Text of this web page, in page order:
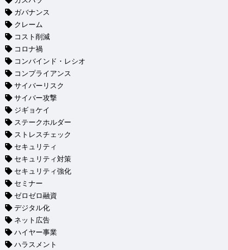
ガバナンス
クレーム
コスト削減
コロナ禍
コンバインド・レシオ
コンプライアンス
サイバーリスク
サイバー攻撃
ジギョケイ
ステークホルダー
ストレスチェック
セキュリティ
セキュリティ対策
セキュリティ強化
セミナー
ゼロゼロ融資
デジタル化
ネット広告
ハイヤー事業
ハラスメント